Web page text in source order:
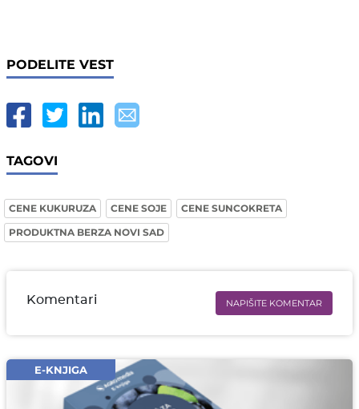
PODELITE VEST
TAGOVI
CENE KUKURUZA CENE SOJE
CENE SUNCOKRETA
PRODUKTNA BERZA NOVI SAD
Komentari NAPIŠITE KOMENTAR
Email* obavezno
Komentar* obavezno
E-KNJIGA